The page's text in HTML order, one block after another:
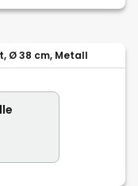
Ø 38 cm, Metall